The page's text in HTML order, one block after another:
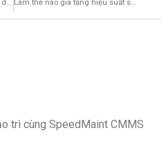
Lean Six Sigma là gì và cách áp dụng phương pháp trong nhà máy sản xuất Làm thế nào gia tăng hiệu suất sử dụng tài sản cố định cho nhà máy sản xuất